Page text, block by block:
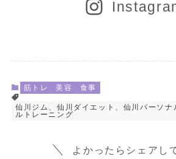
筋トレ 美容 食事
仙川ジム、仙川ダイエット、仙川パーソナ
ルトレーニング
よかったらシェアし